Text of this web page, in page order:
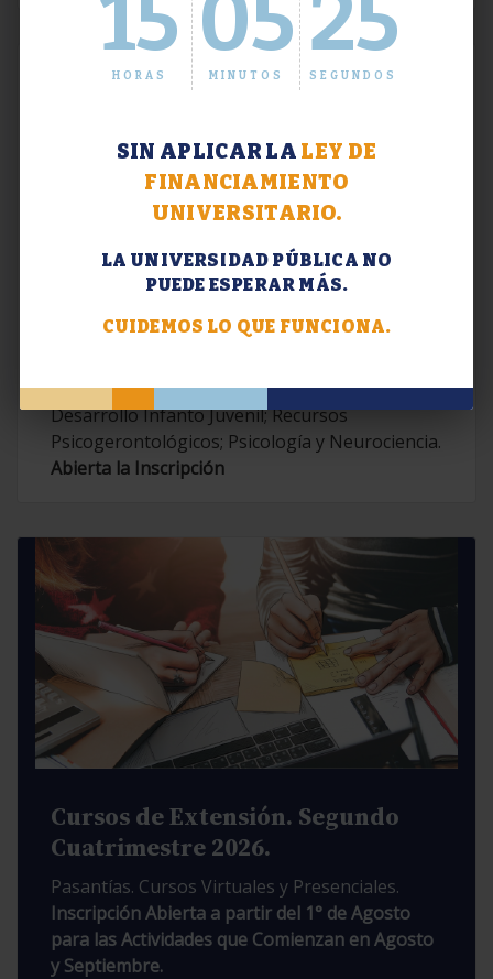
15
HORAS
05
MINUTOS
25
SEGUNDOS
SIN APLICAR LA LEY DE
FINANCIAMIENTO
UNIVERSITARIO.
LA UNIVERSIDAD PÚBLICA NO
PUEDE ESPERAR MÁS.
CUIDEMOS LO QUE FUNCIONA.
Extensión. Diplomaturas 2026.
Contemporáneas; Problemáticas en el
Desarrollo Infanto Juvenil; Recursos
Psicogerontológicos; Psicología y Neurociencia.
Abierta la Inscripción
Cursos de Extensión. Segundo
Cuatrimestre 2026.
Pasantías. Cursos Virtuales y Presenciales.
Inscripción Abierta a partir del 1° de Agosto
para las Actividades que Comienzan en Agosto
y Septiembre.